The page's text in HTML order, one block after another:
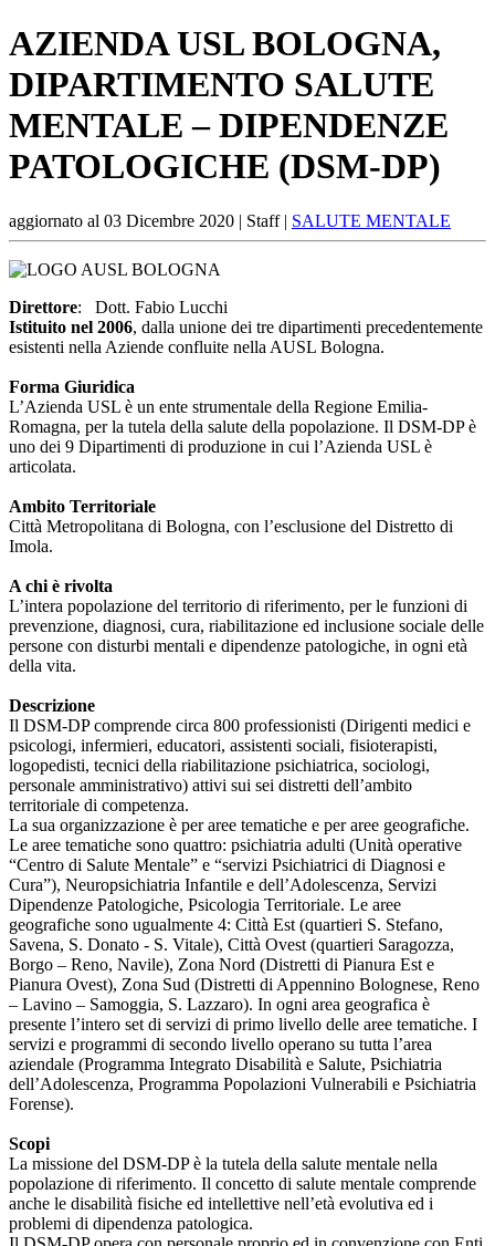
AZIENDA USL BOLOGNA,
DIPARTIMENTO SALUTE
MENTALE – DIPENDENZE
PATOLOGICHE (DSM-DP)
aggiornato al 03 Dicembre 2020 | Staff | SALUTE MENTALE
Direttore: Dott. Fabio Lucchi
Istituito nel 2006, dalla unione dei tre dipartimenti precedentemente
esistenti nella Aziende confluite nella AUSL Bologna.
Forma Giuridica
L’Azienda USL è un ente strumentale della Regione Emilia-
Romagna, per la tutela della salute della popolazione. Il DSM-DP è
uno dei 9 Dipartimenti di produzione in cui l’Azienda USL è
articolata.
Ambito Territoriale
Città Metropolitana di Bologna, con l’esclusione del Distretto di
Imola.
A chi è rivolta
L’intera popolazione del territorio di riferimento, per le funzioni di
prevenzione, diagnosi, cura, riabilitazione ed inclusione sociale delle
persone con disturbi mentali e dipendenze patologiche, in ogni età
della vita.
Descrizione
Il DSM-DP comprende circa 800 professionisti (Dirigenti medici e
psicologi, infermieri, educatori, assistenti sociali, fisioterapisti,
logopedisti, tecnici della riabilitazione psichiatrica, sociologi,
personale amministrativo) attivi sui sei distretti dell’ambito
territoriale di competenza.
La sua organizzazione è per aree tematiche e per aree geografiche.
Le aree tematiche sono quattro: psichiatria adulti (Unità operative
“Centro di Salute Mentale” e “servizi Psichiatrici di Diagnosi e
Cura”), Neuropsichiatria Infantile e dell’Adolescenza, Servizi
Dipendenze Patologiche, Psicologia Territoriale. Le aree
geografiche sono ugualmente 4: Città Est (quartieri S. Stefano,
Savena, S. Donato - S. Vitale), Città Ovest (quartieri Saragozza,
Borgo – Reno, Navile), Zona Nord (Distretti di Pianura Est e
Pianura Ovest), Zona Sud (Distretti di Appennino Bolognese, Reno
– Lavino – Samoggia, S. Lazzaro). In ogni area geografica è
presente l’intero set di servizi di primo livello delle aree tematiche. I
servizi e programmi di secondo livello operano su tutta l’area
aziendale (Programma Integrato Disabilità e Salute, Psichiatria
dell’Adolescenza, Programma Popolazioni Vulnerabili e Psichiatria
Forense).
Scopi
La missione del DSM-DP è la tutela della salute mentale nella
popolazione di riferimento. Il concetto di salute mentale comprende
anche le disabilità fisiche ed intellettive nell’età evolutiva ed i
problemi di dipendenza patologica.